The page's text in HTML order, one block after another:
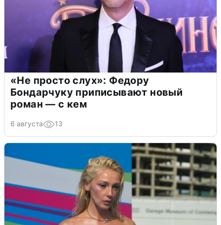
«Не просто слух»: Федору
Бондарчуку приписывают новый
роман — с кем
6 августа 13